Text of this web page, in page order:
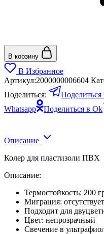
В корзину
В Избранное
Артикул:2000000006604
Поделиться:
Поделиться
Whatsapp
Поделиться в Ok
Описание
Колер для пластизоли ПВХ
Описание:
Термостойкость: 200
Миграция: отсутствует
Подходит для
Цвет: непрозрачный
Свечение в